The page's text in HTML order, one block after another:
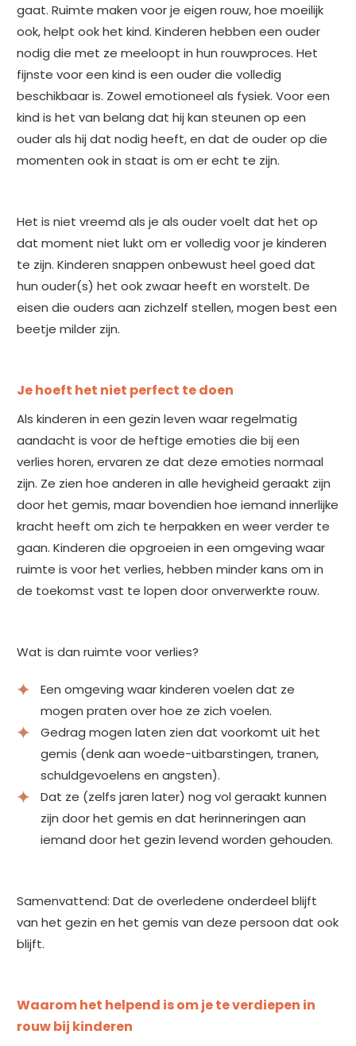
gaat. Ruimte maken voor je eigen rouw, hoe moeilijk
ook, helpt ook het kind. Kinderen hebben een ouder
nodig die met ze meeloopt in hun rouwproces. Het
fijnste voor een kind is een ouder die volledig
beschikbaar is. Zowel emotioneel als fysiek. Voor een
kind is het van belang dat hij kan steunen op een
ouder als hij dat nodig heeft, en dat de ouder op die
momenten ook in staat is om er echt te zijn.
Het is niet vreemd als je als ouder voelt dat het op
dat moment niet lukt om er volledig voor je kinderen
te zijn. Kinderen snappen onbewust heel goed dat
hun ouder(s) het ook zwaar heeft en worstelt. De
eisen die ouders aan zichzelf stellen, mogen best een
beetje milder zijn.
Je hoeft het niet perfect te doen
Als kinderen in een gezin leven waar regelmatig
aandacht is voor de heftige emoties die bij een
verlies horen, ervaren ze dat deze emoties normaal
zijn. Ze zien hoe anderen in alle hevigheid geraakt zijn
door het gemis, maar bovendien hoe iemand innerlijke
kracht heeft om zich te herpakken en weer verder te
gaan. Kinderen die opgroeien in een omgeving waar
ruimte is voor het verlies, hebben minder kans om in
de toekomst vast te lopen door onverwerkte rouw.
Wat is dan ruimte voor verlies?
Een omgeving waar kinderen voelen dat ze
mogen praten over hoe ze zich voelen.
Gedrag mogen laten zien dat voorkomt uit het
gemis (denk aan woede-uitbarstingen, tranen,
schuldgevoelens en angsten).
Dat ze (zelfs jaren later) nog vol geraakt kunnen
zijn door het gemis en dat herinneringen aan
iemand door het gezin levend worden gehouden.
Samenvattend: Dat de overledene onderdeel blijft
van het gezin en het gemis van deze persoon dat ook
blijft.
Waarom het helpend is om je te verdiepen in
rouw bij kinderen